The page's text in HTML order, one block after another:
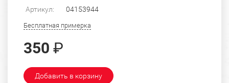
Артикул: 04153944
Бесплатная примерка
350 ₽
Добавить в корзину